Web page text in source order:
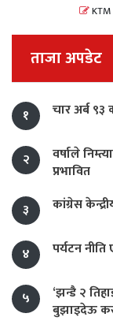
ताजा अपडेट
१ चार अर्ब
२
वर्षाले
प्रभावित
३
कांग्रेस
४ पर्यटन
५
‘झन्डै २
बुझाइदेऊ